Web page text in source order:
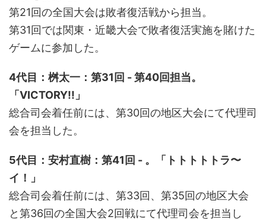
第21回の全国大会は敗者復活戦から担当。
第31回では関東・近畿大会で敗者復活実施を賭けた
ゲームに参加した。
4代目：桝太一：第31回 - 第40回担当。
「VICTORY!!」
総合司会着任前には、第30回の地区大会にて代理司
会を担当した。
5代目：安村直樹：第41回 - 。「トトトトトラ〜
イ！」
総合司会着任前には、第33回、第35回の地区大会
と第36回の全国大会2回戦にて代理司会を担当し